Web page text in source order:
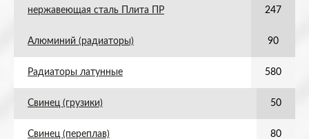
нержавеющая сталь Плита ПР 247
Алюминий (радиаторы) 90
Радиаторы латунные 580
Свинец (грузики) 50
Свинец (переплав) 80